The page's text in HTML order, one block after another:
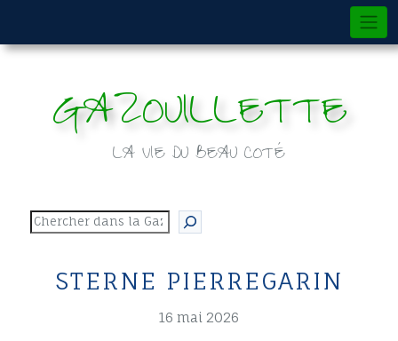
content
GAZOUILLETTE
LA VIE DU BEAU COTÉ
Rechercher
STERNE PIERREGARIN
16 mai 2026